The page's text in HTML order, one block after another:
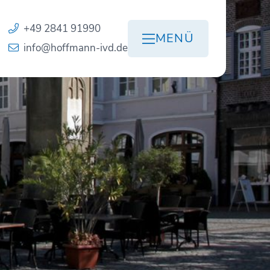
+49 2841 91990
info@hoffmann-ivd.de
MENÜ